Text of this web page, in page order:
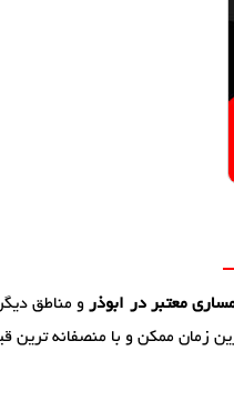
معتبر در ابوذر و مناطق
زمان ممکن و با منصفانه ترین